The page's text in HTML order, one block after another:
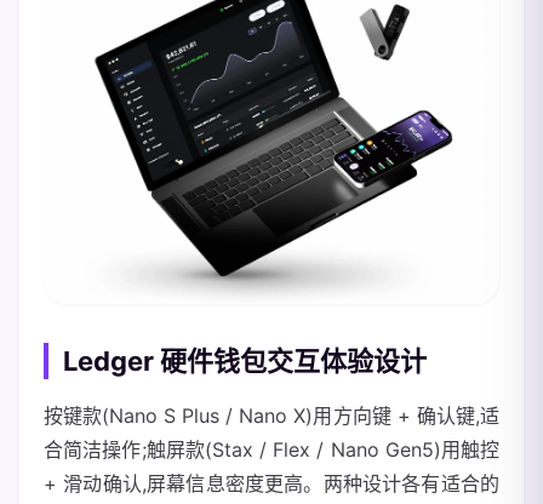
Ledger 硬件钱包交互体验设计
按键款(Nano S Plus / Nano X)用方向键 + 确认键,适
合简洁操作;触屏款(Stax / Flex / Nano Gen5)用触控
+ 滑动确认,屏幕信息密度更高。两种设计各有适合的